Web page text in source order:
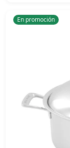
En promoción